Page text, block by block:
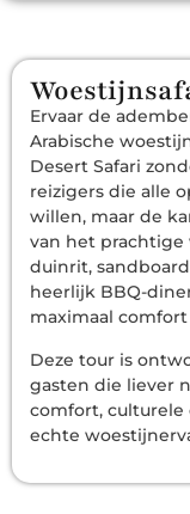
Ervaar de
Arabische
Desert Safari
reizigers die alle
willen, maar de
van het prachtige
duinrit,
heerlijk BBQ-
maximaal
Deze tour is
gasten die liever
comfort, culturele
echte